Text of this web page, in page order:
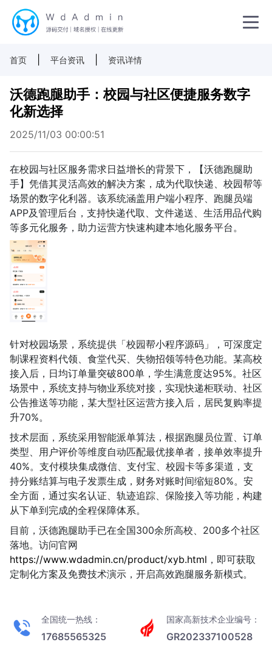
首页 平台资讯 资讯详情
沃德跑腿助手：校园与社区便捷服务数字
化新选择
2025/11/03 00:00:51
在校园与社区服务需求日益增长的背景下，【沃德跑腿助
手】凭借其灵活高效的解决方案，成为代取快递、校园帮等
场景的数字化利器。该系统涵盖用户端小程序、跑腿员端
APP及管理后台，支持快递代取、文件递送、生活用品代购
等多元化服务，助力运营方快速构建本地化服务平台。
针对校园场景，系统提供「校园帮小程序源码」，可深度定
制课程资料代领、食堂代买、失物招领等特色功能。某高校
接入后，日均订单量突破800单，学生满意度达95%。社区
场景中，系统支持与物业系统对接，实现快递柜联动、社区
公告推送等功能，某大型社区运营方接入后，居民复购率提
升70%。
技术层面，系统采用智能派单算法，根据跑腿员位置、订单
类型、用户评价等维度自动匹配最优接单者，接单效率提升
40%。支付模块集成微信、支付宝、校园卡等多渠道，支
持分账结算与电子发票生成，财务对账时间缩短80%。安
全方面，通过实名认证、轨迹追踪、保险接入等功能，构建
从下单到完成的全程保障体系。
目前，沃德跑腿助手已在全国300余所高校、200多个社区
落地。访问官网
https://www.wdadmin.cn/product/xyb.html ，即可获取
定制化方案及免费技术演示，开启高效跑腿服务新模式。
全国统一热线：
17685565325
国家高新技术企业编号：
GR202337100528